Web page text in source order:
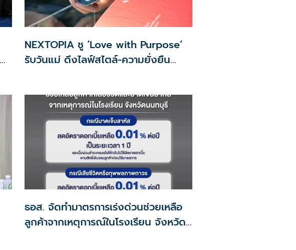
NEXTOPIA ชู ‘Love with Purpose’
รับวันแม่ ดึงไลฟ์สไตล์-ความยั่งยืน
ธอส. จัดทำมาตรการเร่งด่วนช่วยเหลือ
ลูกค้าจากเหตุการณ์ในโรงเรียน จังหวัด